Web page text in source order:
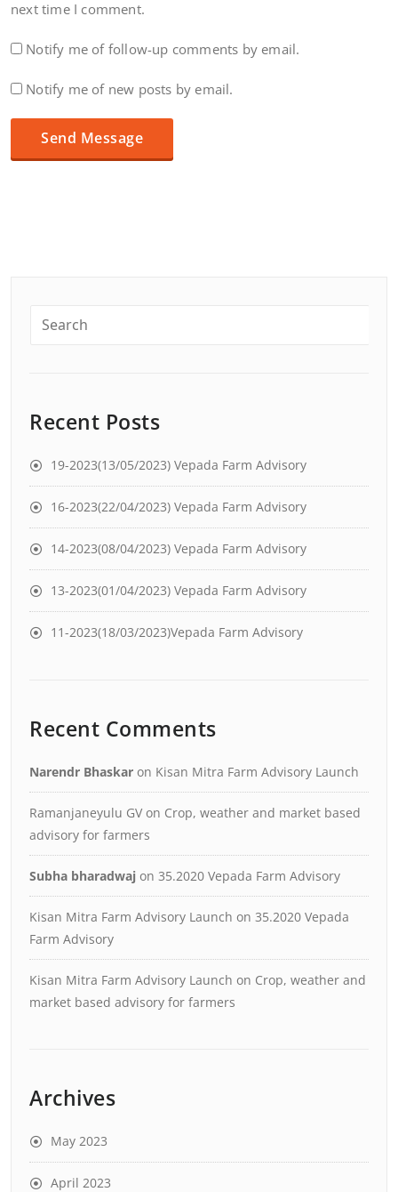
next time I comment.
Notify me of follow-up comments by email.
Notify me of new posts by email.
Recent Posts
19-2023(13/05/2023) Vepada Farm Advisory
16-2023(22/04/2023) Vepada Farm Advisory
14-2023(08/04/2023) Vepada Farm Advisory
13-2023(01/04/2023) Vepada Farm Advisory
11-2023(18/03/2023)Vepada Farm Advisory
Recent Comments
Narendr Bhaskar on Kisan Mitra Farm Advisory Launch
Ramanjaneyulu GV on Crop, weather and market based
advisory for farmers
Subha bharadwaj on 35.2020 Vepada Farm Advisory
Kisan Mitra Farm Advisory Launch on 35.2020 Vepada
Farm Advisory
Kisan Mitra Farm Advisory Launch on Crop, weather and
market based advisory for farmers
Archives
May 2023
April 2023